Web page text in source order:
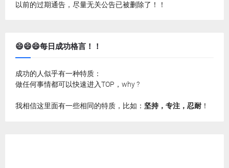
以前的过期通告，尽量无关公告已被删除了！！
😄😄😄每日成功格言！！
成功的人似乎有一种特质：
做任何事情都可以快速进入TOP，why ?
我相信这里面有一些相同的特质，比如： 坚持，专注，忍耐 ！